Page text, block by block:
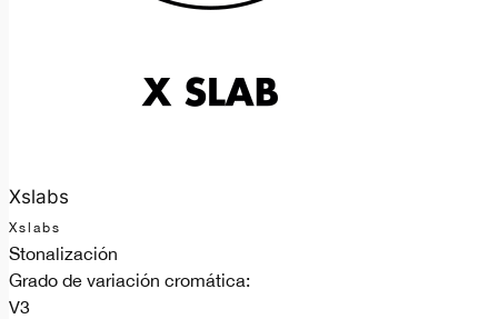
Xslabs
Xslabs
Stonalización
Grado de variación cromática:
V3